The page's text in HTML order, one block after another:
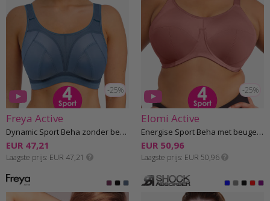
-25%
Freya Active
Dynamic Sport Beha zonder beugel H-M cup
EUR 47,21
Laagste prijs EUR 47,21
-25%
Elomi Active
Energise Sport Beha met beugel G-O cup
EUR 50,96
Laagste prijs EUR 50,96